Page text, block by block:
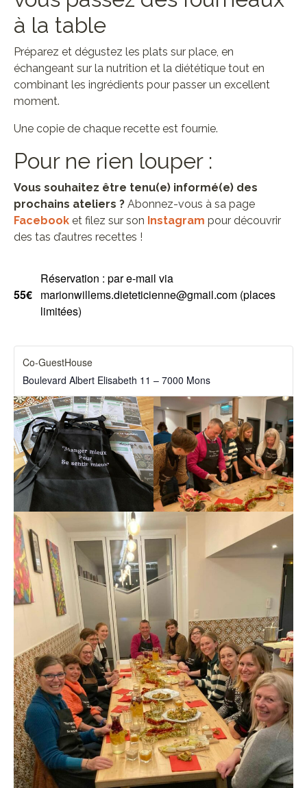
à la table
Préparez et dégustez les plats sur place, en
échangeant sur la nutrition et la diététique tout en
combinant les ingrédients pour passer un excellent
moment.
Une copie de chaque recette est fournie.
Pour ne rien louper :
Vous souhaitez être tenu(e) informé(e) des
prochains ateliers ? Abonnez-vous à sa page
Facebook et filez sur son Instagram pour découvrir
des tas d’autres recettes !
55€
Réservation : par e-mail via
marionwillems.dieteticienne@gmail.com (places
limitées)
Co-GuestHouse
Boulevard Albert Elisabeth 11 – 7000 Mons